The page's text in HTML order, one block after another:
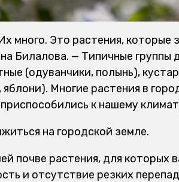
много. Это растения, которые
Билалова. — Типичные группы
(одуванчики, полынь),
яблони). Многие растения в
к нашему
на городской земле.
почве растения, для которых
и отсутствие резких